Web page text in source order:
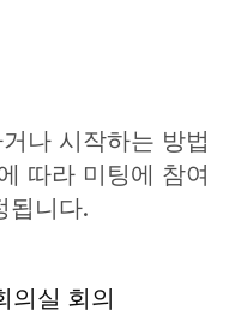
나 시작하는 방법
따라 미팅에 참여
됩니다.
의실 회의